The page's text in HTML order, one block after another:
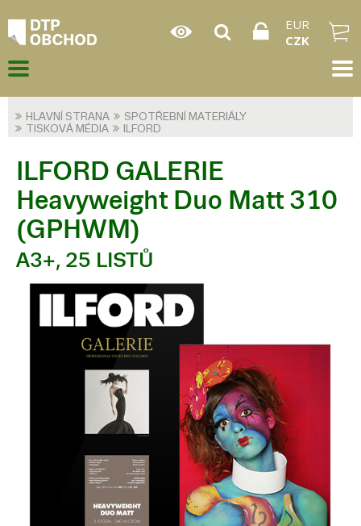
EUR
CZK
HLAVNÍ STRANA
SPOTŘEBNÍ MATERIÁLY
TISKOVÁ MÉDIA
ILFORD
ILFORD GALERIE
Heavyweight Duo Matt 310
(GPHWM)
A3+, 25 LISTŮ